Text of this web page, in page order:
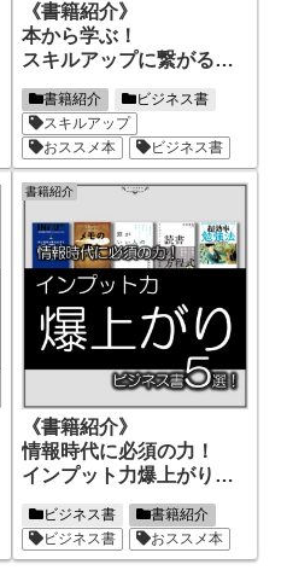
《書籍紹介》
本から学ぶ！
スキルアップに繋がる本5
選！ 第1弾！
書籍紹介
ビジネス書
スキルアップ
おススメ本
ビジネス書
書籍紹介
《書籍紹介》
情報時代に必須の力！
インプット力爆上がりす
ビジネス書5選！ 第1弾！
ビジネス書
書籍紹介
ビジネス書
おススメ本